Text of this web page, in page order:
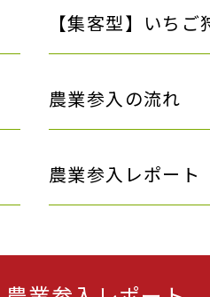
【集客型】いち
農業参入の流れ
農業参入レポート